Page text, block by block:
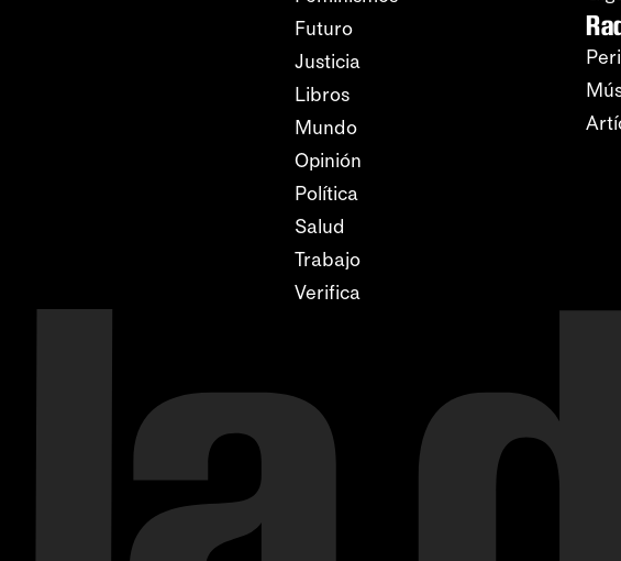
Futuro
Justicia
Libros
Mundo
Opinión
Política
Salud
Trabajo
Verifica